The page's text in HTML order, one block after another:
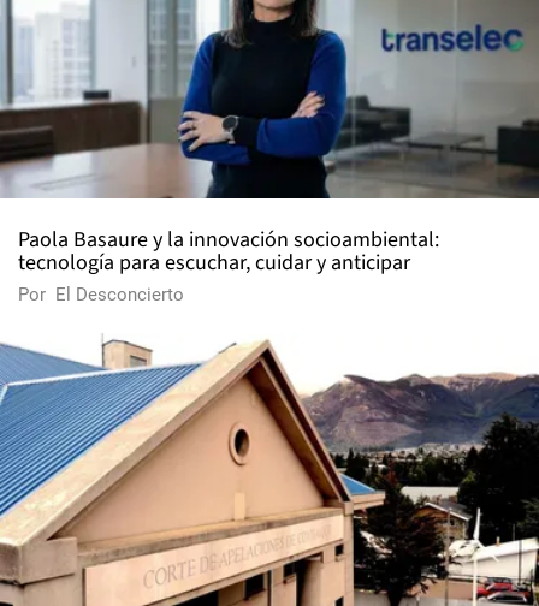
Paola Basaure y la innovación socioambiental:
tecnología para escuchar, cuidar y anticipar
Por El Desconcierto